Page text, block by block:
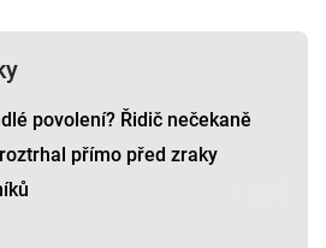
povolení? Řidič nečekaně
přímo před zraky